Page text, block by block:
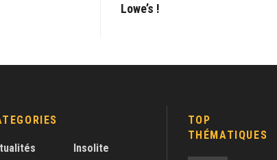
Lowe’s !
Insolite
TOP
THÉMATIQUES